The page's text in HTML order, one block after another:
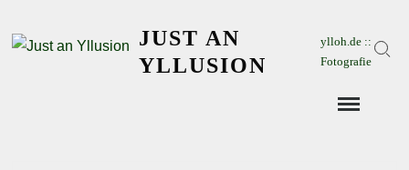
JUST AN
YLLUSION
ylloh.de ::
Fotografie